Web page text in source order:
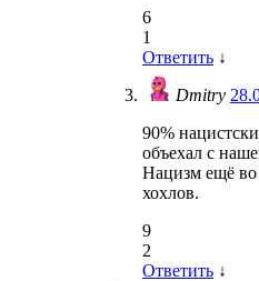
6
1
Ответить ↓
Dmitry
90%
объехал с
Нацизм ещё
хохлов.
9
2
Ответить ↓